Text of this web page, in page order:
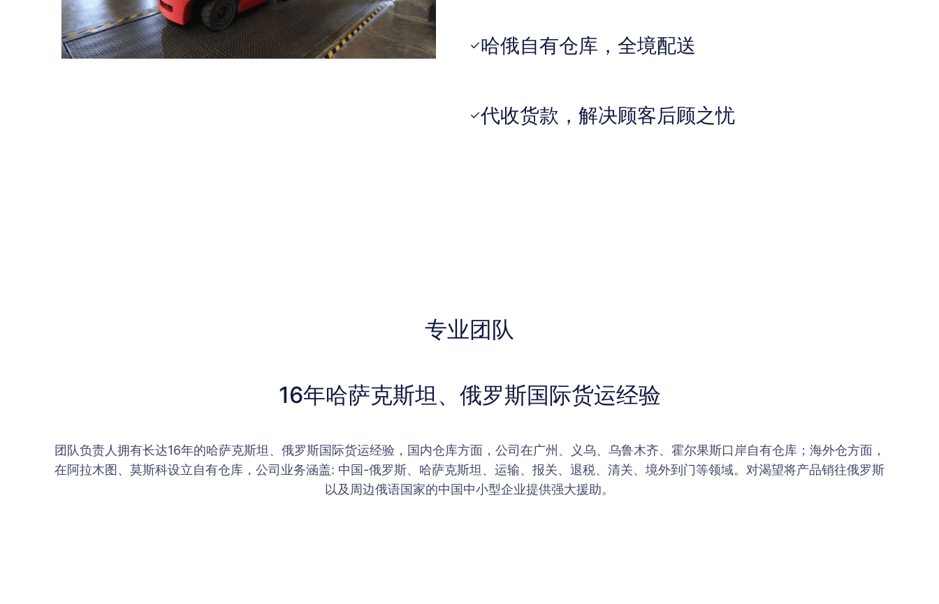
✓哈俄自有仓库，全境配送
✓代收货款，解决顾客后顾之忧
专业团队
16年哈萨克斯坦、俄罗斯国际货运经验
团队负责人拥有长达16年的哈萨克斯坦、俄罗斯国际货运经验，国内仓库方面，公司在广州、义乌、乌鲁木齐、霍尔果斯口岸自有仓库；海外仓方面，
在阿拉木图、莫斯科设立自有仓库，公司业务涵盖: 中国-俄罗斯、哈萨克斯坦、运输、报关、退税、清关、境外到门等领域。对渴望将产品销往俄罗斯
以及周边俄语国家的中国中小型企业提供强大援助。